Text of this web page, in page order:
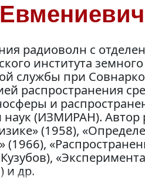
радиоволн с
института
службы при
распространения
и
(ИЗМИРАН). Автор
(1958),
и др.